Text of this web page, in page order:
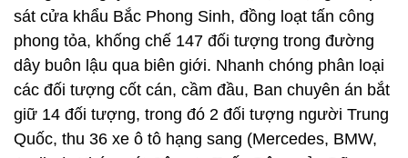
xe các đối tượng, ra hiệu lệnh dừng xe và trưng
dụng chính xe của đối tượng (1 xe tải, 1 xe 7 chỗ)
chở lực lượng của ta khẩn trương áp sát cửa khẩu.
Lực lượng còn lại tiếp tục áp sát xe của đối tượng
tiến dần đến cửa khẩu", Thiếu tá Ninh Công Trình,
Đại đội trưởng Đại đội 4, Tiểu đoàn CSĐN số 1 kể.